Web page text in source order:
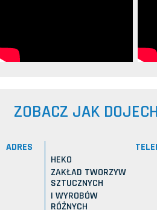
ZOBACZ JAK
ADRES
HEKO
ZAKŁAD TWORZYW
SZTUCZNYCH
I WYROBÓW
RÓŻNYCH